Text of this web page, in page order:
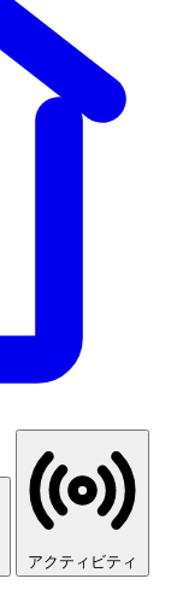
アクティビティ